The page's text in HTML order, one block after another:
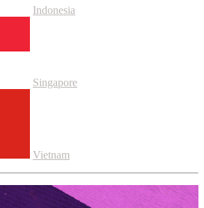
Indonesia
Singapore
Vietnam